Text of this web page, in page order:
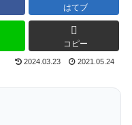
はてブ
コピー
2024.03.23 2021.05.24